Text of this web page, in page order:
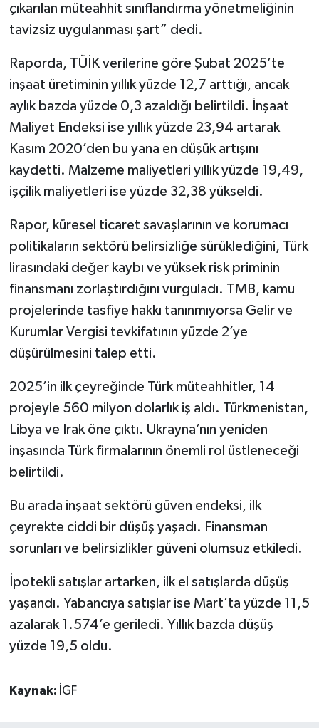
çıkarılan müteahhit sınıflandırma yönetmeliğinin
tavizsiz uygulanması şart” dedi.
Raporda, TÜİK verilerine göre Şubat 2025’te
inşaat üretiminin yıllık yüzde 12,7 arttığı, ancak
aylık bazda yüzde 0,3 azaldığı belirtildi. İnşaat
Maliyet Endeksi ise yıllık yüzde 23,94 artarak
Kasım 2020’den bu yana en düşük artışını
kaydetti. Malzeme maliyetleri yıllık yüzde 19,49,
işçilik maliyetleri ise yüzde 32,38 yükseldi.
Rapor, küresel ticaret savaşlarının ve korumacı
politikaların sektörü belirsizliğe sürüklediğini, Türk
lirasındaki değer kaybı ve yüksek risk priminin
finansmanı zorlaştırdığını vurguladı. TMB, kamu
projelerinde tasfiye hakkı tanınmıyorsa Gelir ve
Kurumlar Vergisi tevkifatının yüzde 2’ye
düşürülmesini talep etti.
2025’in ilk çeyreğinde Türk müteahhitler, 14
projeyle 560 milyon dolarlık iş aldı. Türkmenistan,
Libya ve Irak öne çıktı. Ukrayna’nın yeniden
inşasında Türk firmalarının önemli rol üstleneceği
belirtildi.
Bu arada inşaat sektörü güven endeksi, ilk
çeyrekte ciddi bir düşüş yaşadı. Finansman
sorunları ve belirsizlikler güveni olumsuz etkiledi.
İpotekli satışlar artarken, ilk el satışlarda düşüş
yaşandı. Yabancıya satışlar ise Mart’ta yüzde 11,5
azalarak 1.574’e geriledi. Yıllık bazda düşüş
yüzde 19,5 oldu.
Kaynak: İGF